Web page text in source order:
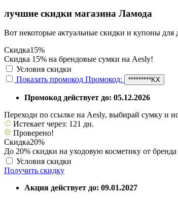
лучшие скидки магазина Ламода
Вот некоторые актуальные скидки и купоны для
Скидка15%
Скидка 15% на брендовые сумки на Aesly!
Условия скидки
Показать промокод Промокод: *********KX
Промокод действует до: 05.12.2026
Переходи по ссылке на Aesly, выбирай сумку и
Истекает через: 121 дн.
Проверено!
Скидка20%
До 20% скидки на уходовую косметику от
Условия скидки
Получить скидку
Акция действует до: 09.01.2027